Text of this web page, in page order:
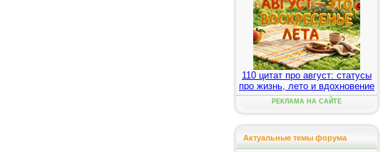
110 цитат про август: статусы
про жизнь, лето и вдохновение
РЕКЛАМА НА САЙТЕ
Актуальные темы форума